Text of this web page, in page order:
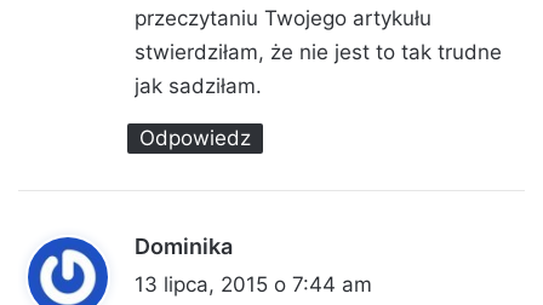
przeczytaniu Twojego artykułu
stwierdziłam, że nie jest to tak trudne
jak sadziłam.
Odpowiedz
Dominika
i
13 lipca, 2015 o 7:44 am